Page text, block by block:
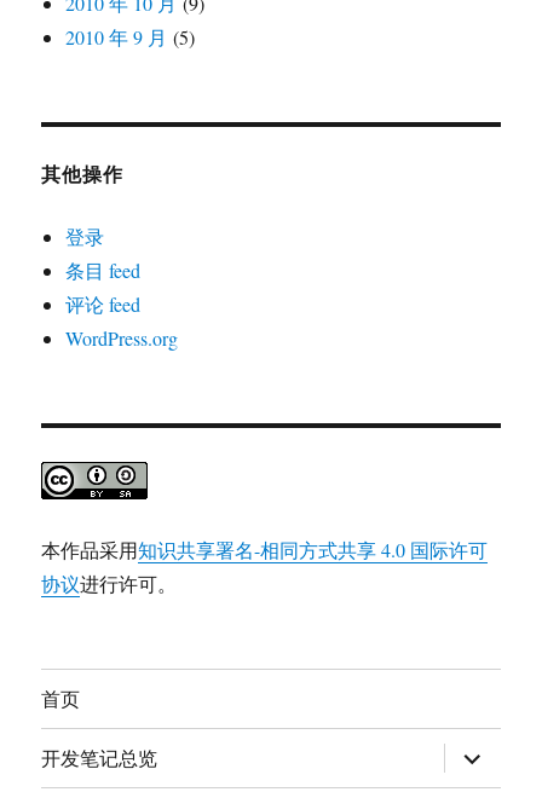
2010 年 9 月 (5)
其他操作
登录
条目 feed
评论 feed
WordPress.org
本作品采用知识共享署名-相同方式共享 4.0 国际许可
协议进行许可。
首页
开发笔记总览 展
开